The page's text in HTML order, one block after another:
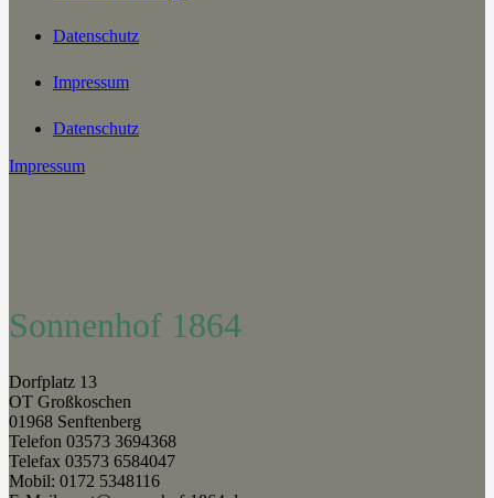
Datenschutz
Impressum
Datenschutz
Impressum
Sonnenhof 1864
Dorfplatz 13
OT Großkoschen
01968 Senftenberg
Telefon 03573 3694368
Telefax 03573 6584047
Mobil: 0172 5348116